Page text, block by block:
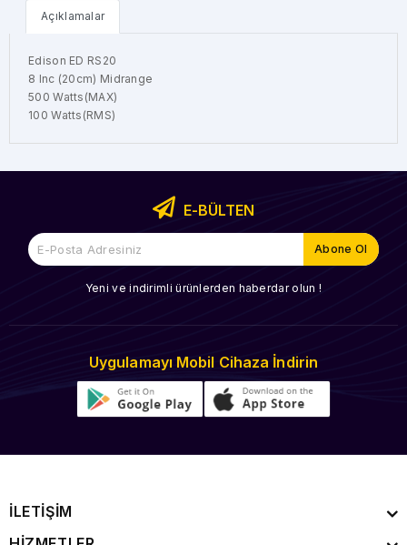
Açıklamalar
Edison ED RS20
8 Inc (20cm) Midrange
500 Watts(MAX)
100 Watts(RMS)
E-BÜLTEN
Yeni ve indirimli ürünlerden haberdar olun !
Uygulamayı Mobil Cihaza İndirin
İLETİŞİM